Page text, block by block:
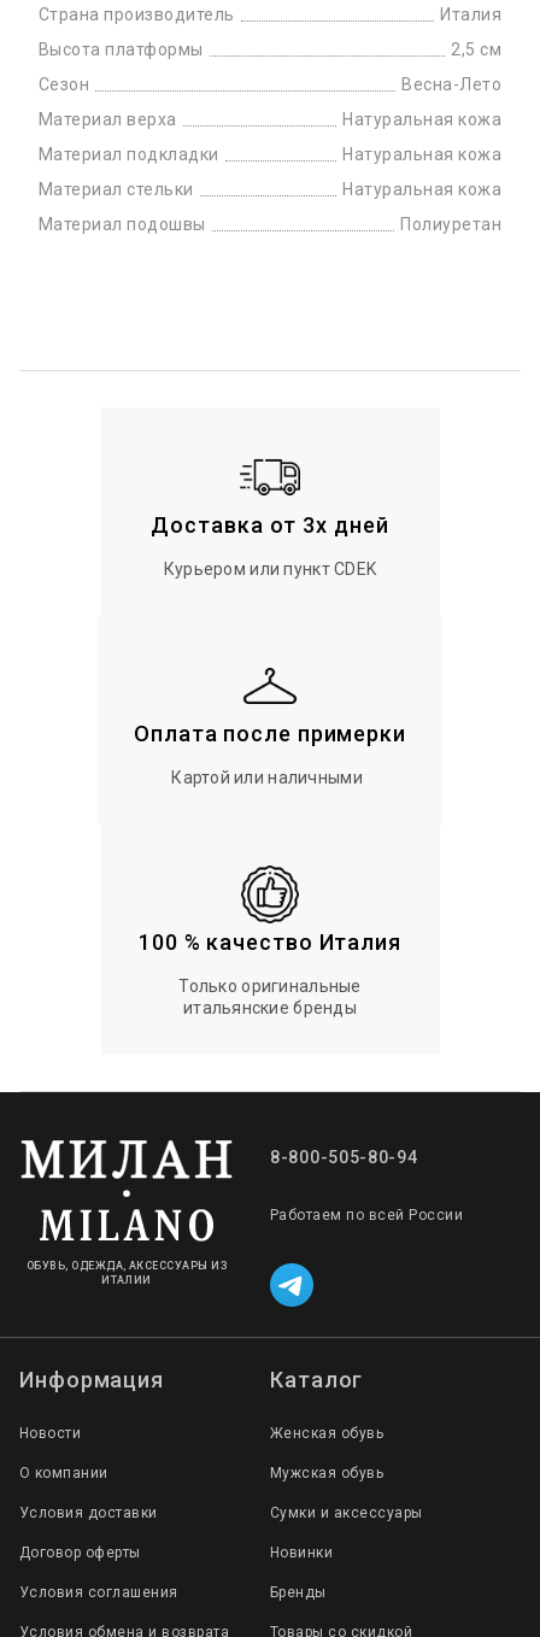
Страна производитель
Италия
Высота платформы
2,5 см
Сезон
Весна-Лето
Материал верха
Натуральная кожа
Материал подкладки
Натуральная кожа
Материал стельки
Натуральная кожа
Материал подошвы
Полиуретан
Доставка от 3х дней
Курьером или пункт CDEK
Оплата после примерки
Картой или наличными
100 % качество Италия
Только оригинальные
итальянские бренды
ОБУВЬ, ОДЕЖДА, АКСЕССУАРЫ ИЗ
ИТАЛИИ
8-800-505-80-94
Работаем по всей России
Информация
Новости
О компании
Условия доставки
Договор оферты
Условия соглашения
Условия обмена и возврата
Каталог
Женская обувь
Мужская обувь
Сумки и аксессуары
Новинки
Бренды
Товары со скидкой